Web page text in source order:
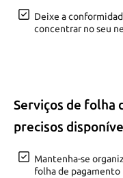
Deixe a
concentrar no seu
Serviços de folha
precisos
Mantenha-se
folha de pagamento